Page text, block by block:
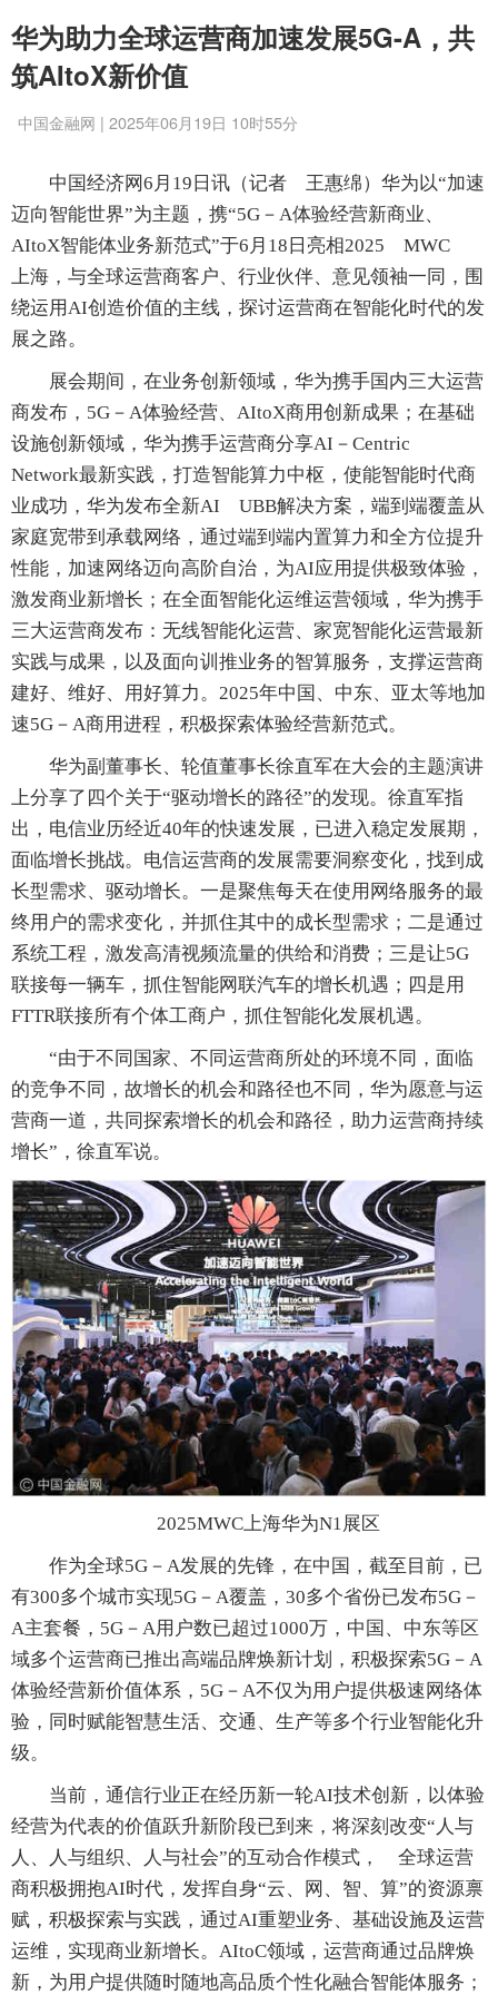
华为助力全球运营商加速发展5G-A，共
筑AItoX新价值
中国金融网 | 2025年06月19日 10时55分
中国经济网6月19日讯（记者 王惠绵）华为以“加速
迈向智能世界”为主题，携“5G－A体验经营新商业、
AItoX智能体业务新范式”于6月18日亮相2025 MWC
上海，与全球运营商客户、行业伙伴、意见领袖一同，围
绕运用AI创造价值的主线，探讨运营商在智能化时代的发
展之路。
展会期间，在业务创新领域，华为携手国内三大运营
商发布，5G－A体验经营、AItoX商用创新成果；在基础
设施创新领域，华为携手运营商分享AI－Centric
Network最新实践，打造智能算力中枢，使能智能时代商
业成功，华为发布全新AI UBB解决方案，端到端覆盖从
家庭宽带到承载网络，通过端到端内置算力和全方位提升
性能，加速网络迈向高阶自治，为AI应用提供极致体验，
激发商业新增长；在全面智能化运维运营领域，华为携手
三大运营商发布：无线智能化运营、家宽智能化运营最新
实践与成果，以及面向训推业务的智算服务，支撑运营商
建好、维好、用好算力。2025年中国、中东、亚太等地加
速5G－A商用进程，积极探索体验经营新范式。
华为副董事长、轮值董事长徐直军在大会的主题演讲
上分享了四个关于“驱动增长的路径”的发现。徐直军指
出，电信业历经近40年的快速发展，已进入稳定发展期，
面临增长挑战。电信运营商的发展需要洞察变化，找到成
长型需求、驱动增长。一是聚焦每天在使用网络服务的最
终用户的需求变化，并抓住其中的成长型需求；二是通过
系统工程，激发高清视频流量的供给和消费；三是让5G
联接每一辆车，抓住智能网联汽车的增长机遇；四是用
FTTR联接所有个体工商户，抓住智能化发展机遇。
“由于不同国家、不同运营商所处的环境不同，面临
的竞争不同，故增长的机会和路径也不同，华为愿意与运
营商一道，共同探索增长的机会和路径，助力运营商持续
增长”，徐直军说。
2025MWC上海华为N1展区
作为全球5G－A发展的先锋，在中国，截至目前，已
有300多个城市实现5G－A覆盖，30多个省份已发布5G－
A主套餐，5G－A用户数已超过1000万，中国、中东等区
域多个运营商已推出高端品牌焕新计划，积极探索5G－A
体验经营新价值体系，5G－A不仅为用户提供极速网络体
验，同时赋能智慧生活、交通、生产等多个行业智能化升
级。
当前，通信行业正在经历新一轮AI技术创新，以体验
经营为代表的价值跃升新阶段已到来，将深刻改变“人与
人、人与组织、人与社会”的互动合作模式， 全球运营
商积极拥抱AI时代，发挥自身“云、网、智、算”的资源禀
赋，积极探索与实践，通过AI重塑业务、基础设施及运营
运维，实现商业新增长。AItoC领域，运营商通过品牌焕
新，为用户提供随时随地高品质个性化融合智能体服务；